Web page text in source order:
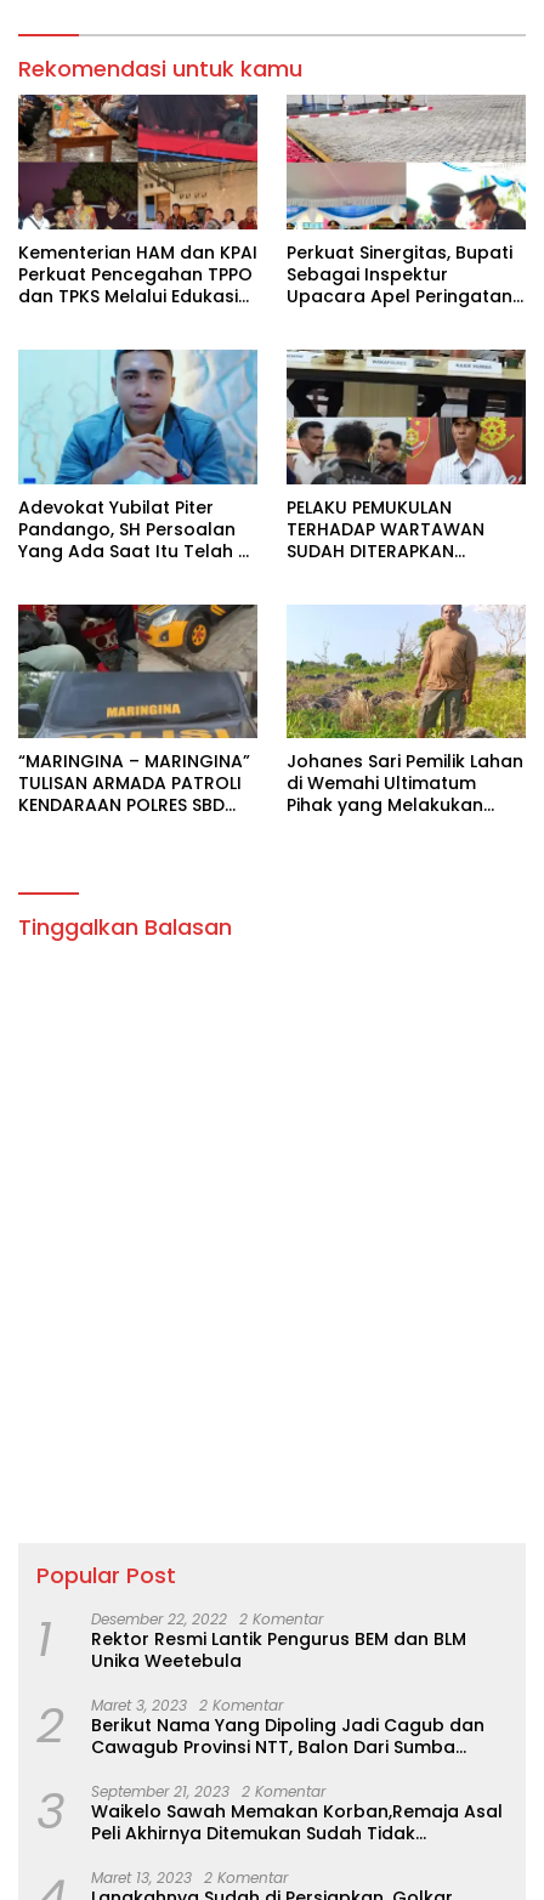
Rekomendasi untuk kamu
Kementerian HAM dan KPAI
Perkuat Pencegahan TPPO
dan TPKS Melalui Edukasi
Perkuat Sinergitas, Bupati
Sebagai Inspektur
Upacara Apel Peringatan
Adevokat Yubilat Piter
Pandango, SH Persoalan
Yang Ada Saat Itu Telah di
PELAKU PEMUKULAN
TERHADAP WARTAWAN
SUDAH DITERAPKAN
“MARINGINA – MARINGINA”
TULISAN ARMADA PATROLI
KENDARAAN POLRES SBD
‎Johanes Sari Pemilik Lahan
di Wemahi Ultimatum
Pihak yang Melakukan
Tinggalkan Balasan
Popular Post
1 Desember 22, 2022 2 Komentar
Rektor Resmi Lantik Pengurus BEM dan BLM
Unika Weetebula
2 Maret 3, 2023 2 Komentar
Berikut Nama Yang Dipoling Jadi Cagub dan
Cawagub Provinsi NTT, Balon Dari Sumba
3 September 21, 2023 2 Komentar
Waikelo Sawah Memakan Korban,Remaja Asal
Peli Akhirnya Ditemukan Sudah Tidak
Maret 13, 2023 2 Komentar